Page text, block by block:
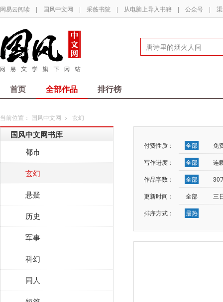
网易云阅读 | 国风中文网 | 采薇书院 | 从电脑上导入书籍 | 公众号 |
首页 全部作品 排行榜
当前位置： 国风中文网 > 玄幻
国风中文网书库
都市
玄幻
悬疑
历史
军事
科幻
同人
付费性质： 全部
免
写作进度：
全部
连
作品字数：
全部
30
更新时间：
全部
三
排序方式：
最热